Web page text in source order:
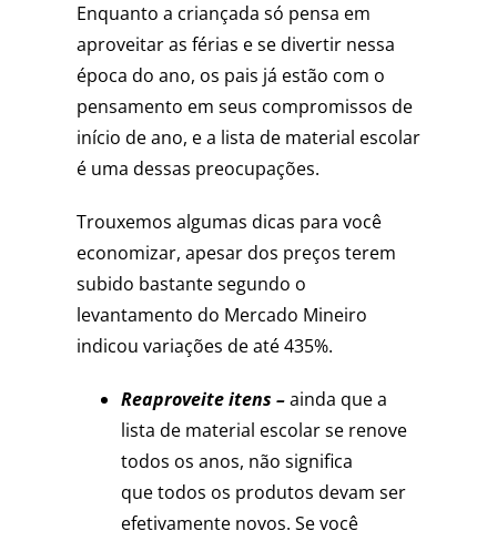
Enquanto a criançada só pensa em
aproveitar as férias e se divertir nessa
época do ano, os pais já estão com o
pensamento em seus compromissos de
início de ano, e a lista de material escolar
é uma dessas preocupações.
Trouxemos algumas dicas para você
economizar, apesar dos preços terem
subido bastante segundo o
levantamento do Mercado Mineiro
indicou variações de até 435%.
Reaproveite itens –ainda que a
lista de material escolar se renove
todos os anos, não significa
que todos os produtos devam ser
efetivamente novos. Se você